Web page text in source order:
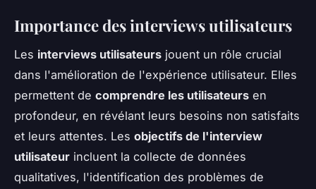
Importance des interviews utilisateurs
Les interviews utilisateurs jouent un rôle crucial
dans l'amélioration de l'expérience utilisateur. Elles
permettent de comprendre les utilisateurs en
profondeur, en révélant leurs besoins non satisfaits
et leurs attentes. Les objectifs de l'interview
utilisateur incluent la collecte de données
qualitatives, l'identification des problèmes de